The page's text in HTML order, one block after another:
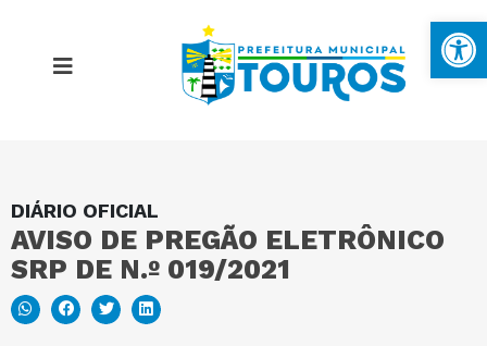
DIÁRIO OFICIAL
AVISO DE PREGÃO ELETRÔNICO
SRP DE N.º 019/2021
MAPA DO SITE
PORTAL DA TRANSPARÊNCIA